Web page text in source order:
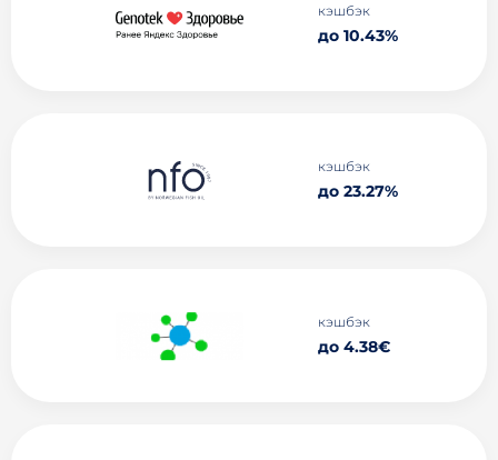
кэшбэк
до 10.43%
кэшбэк
до 23.27%
кэшбэк
до 4.38€